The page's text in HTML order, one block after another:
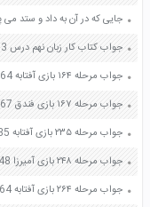
جایی که در آن به داد و ستد می
جواب کتاب کار زبان نهم درس 3
جواب مرحله ۱۶۴ بازی آفتابه 164 صد و شصت و چهار پاسخ
جواب مرحله ۱۶۷ بازی فندق 167 صد و شصت و هفت پاسخ
جواب مرحله ۲۳۵ بازی آفتابه 235 دویست و سی و پنج پاسخ
جواب مرحله ۲۴۸ بازی آمیرزا 248 دویست و چهل و هشت پاسخ
جواب مرحله ۲۶۴ بازی آفتابه 264 دویست و شصت و چهار پاسخ